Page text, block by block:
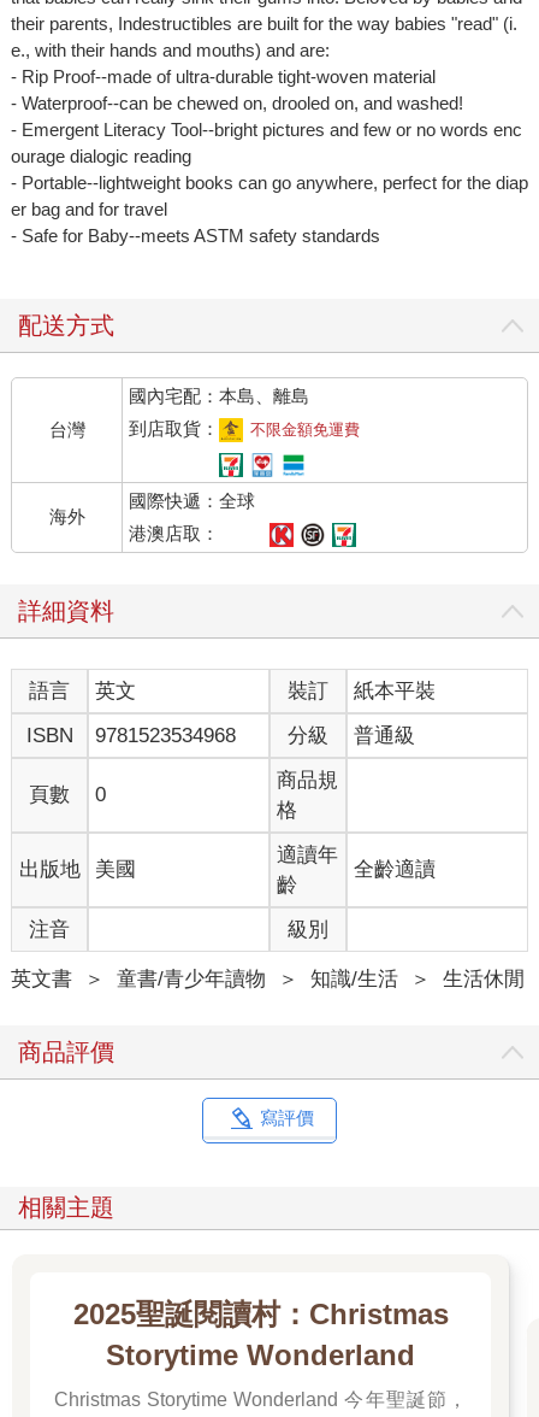
their parents, Indestructibles are built for the way babies "read" (i.
e., with their hands and mouths) and are:
- Rip Proof--made of ultra-durable tight-woven material
- Waterproof--can be chewed on, drooled on, and washed!
- Emergent Literacy Tool--bright pictures and few or no words enc
ourage dialogic reading
- Portable--lightweight books can go anywhere, perfect for the diap
er bag and for travel
- Safe for Baby--meets ASTM safety standards
配送方式
台灣
國內宅配：本島、離島
到店取貨：
不限金額免運費
海外
國際快遞：全球
港澳店取：
詳細資料
語言 英文 裝訂
紙本平裝
ISBN
9781523534968 分級 普通級
頁數 0
商品規
格
出版地 美國
適讀年
齡
全齡適讀
注音 級別
英文書 ＞ 童書/青少年讀物 ＞ 知識/生活 ＞ 生活休閒
商品評價
寫評價
相關主題
2025聖誕閱讀村：Christmas
Storytime Wonderland
Christmas Storytime Wonderland 今年聖誕節，